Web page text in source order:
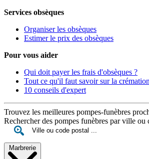
Services obsèques
Organiser les obsèques
Estimer le prix des obsèques
Pour vous aider
Qui doit payer les frais d'obsèques ?
Tout ce qu'il faut savoir sur la crémation
10 conseils d'expert
Trouvez les meilleures pompes-funèbres
Rechercher des pompes funèbres par ville ou
Marbrerie